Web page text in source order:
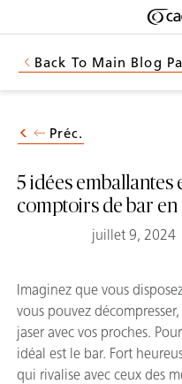
by
Back To Main Blog
5 idées
comptoirs de bar
juillet 9, 2024
Préc.
Imaginez que vous
vous pouvez
jaser avec vos proches.
idéal est le bar. Fort
qui rivalise avec ceux des